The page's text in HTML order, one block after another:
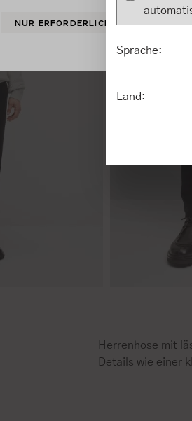
Herrenhose mit
Details wie einer
NUR ERFORDERLICHE
Sprache:
Land: